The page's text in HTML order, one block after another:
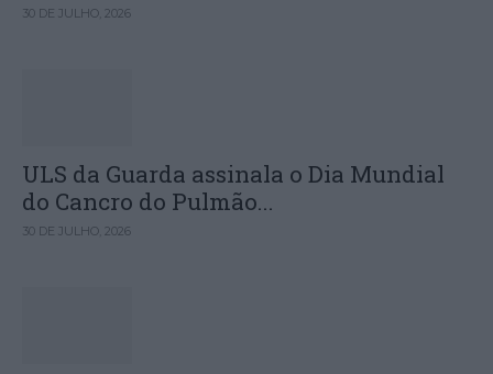
30 DE JULHO, 2026
ULS da Guarda assinala o Dia Mundial
do Cancro do Pulmão...
30 DE JULHO, 2026